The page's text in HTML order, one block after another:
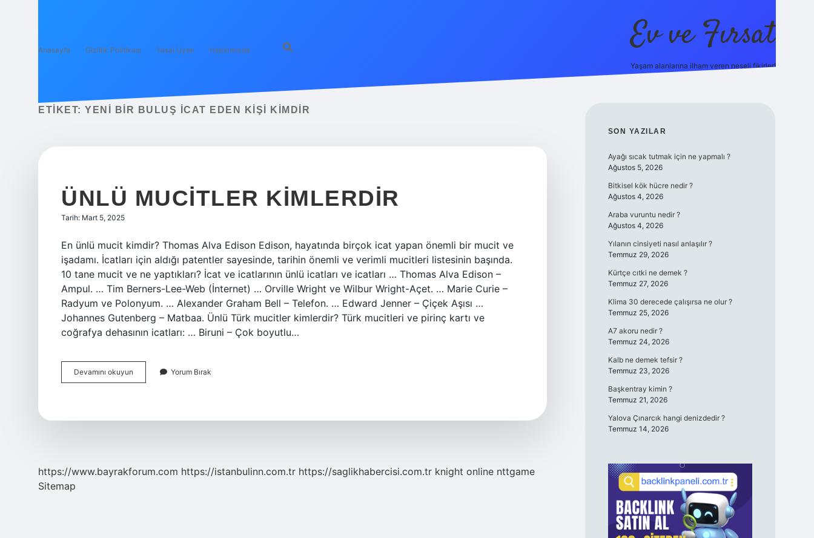
Anasayfa Gizlilik Politikası Yasal Uyarı Hakkımızda Ev ve Fırsat
Yaşam alanlarına ilham veren neşeli fikirler!
ETIKET: YENI BIR BULUŞ ICAT EDEN KIŞI KIMDIR
ÜNLÜ MUCITLER KIMLERDIR
Tarih: Mart 5, 2025
En ünlü mucit kimdir? Thomas Alva Edison Edison, hayatında birçok icat yapan önemli bir mucit ve
işadamı. İcatları için aldığı patentler sayesinde, tarihin önemli ve verimli mucitleri listesinin başında.
10 tane mucit ve ne yaptıkları? İcat ve icatlarının ünlü icatları ve icatları … Thomas Alva Edison –
Ampul. … Tim Berners-Lee-Web (İnternet) … Orville Wright ve Wilbur Wright-Açet. … Marie Curie –
Radyum ve Polonyum. … Alexander Graham Bell – Telefon. … Edward Jenner – Çiçek Aşısı …
Johannes Gutenberg – Matbaa. Ünlü Türk mucitler kimlerdir? Türk mucitleri ve pirinç kartı ve
coğrafya dehasının icatları: … Biruni – Çok boyutlu…
Devamını okuyun
Mucitler
Yorum Bırak
https://www.bayrakforum.com https://istanbulinn.com.tr https://saglikhabercisi.com.tr knight online nttgame
Sitemap
SIDEBAR
SON YAZILAR
Ayağı sıcak tutmak için ne yapmalı ?
Ağustos 5, 2026
Bitkisel kök hücre nedir ?
Ağustos 4, 2026
Araba vuruntu nedir ?
Ağustos 4, 2026
Yılanın cinsiyeti nasıl anlaşılır ?
Temmuz 29, 2026
Kürtçe cıtki ne demek ?
Temmuz 27, 2026
Klima 30 derecede çalışırsa ne olur ?
Temmuz 25, 2026
A7 akoru nedir ?
Temmuz 24, 2026
Kalb ne demek tefsir ?
Temmuz 23, 2026
Başkentray kimin ?
Temmuz 21, 2026
Yalova Çınarcık hangi denizdedir ?
Temmuz 14, 2026